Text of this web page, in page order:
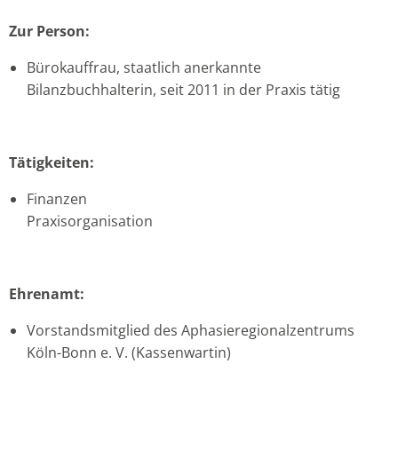
Zur Person:
Bürokauffrau, staatlich anerkannte
Bilanzbuchhalterin, seit 2011 in der Praxis tätig
Tätigkeiten:
Finanzen
Praxisorganisation
Ehrenamt:
Vorstandsmitglied des Aphasieregionalzentrums
Köln-Bonn e. V. (Kassenwartin)